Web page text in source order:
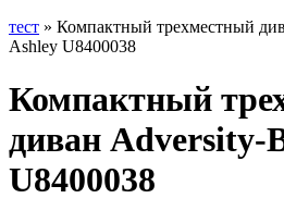
тест » Компактный трехместный
Ashley U8400038
Компактный
диван Adversity-
U8400038